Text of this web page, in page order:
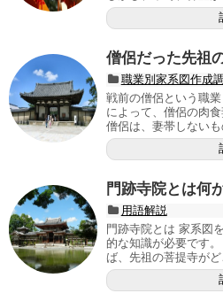
僧侶だった先祖
職業別家系図作成
戦前の僧侶という職
によって、僧侶の肉
僧侶は、妻帯しない
門跡寺院とは何
用語解説
門跡寺院とは 家系図
的な知識が必要です
ば、先祖の菩提寺が